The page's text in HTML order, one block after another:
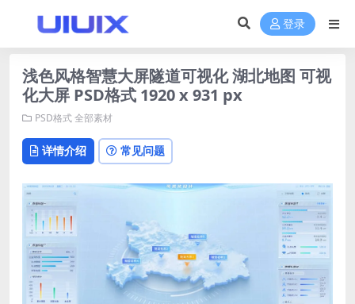
登录
浅色风格智慧大屏隧道可视化 湖北地图 可视
化大屏 PSD格式 1920 x 931 px
PSD格式全部素材
详情介绍 常见问题